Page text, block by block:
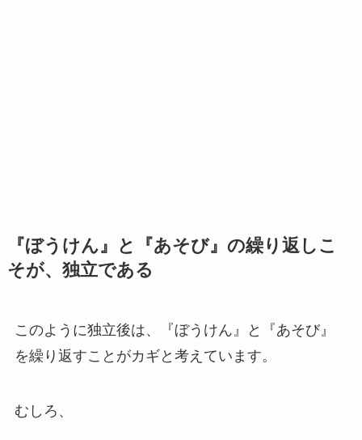
『ぼうけん』と『あそび』の繰り返しこ
そが、独立である
このように独立後は、『ぼうけん』と『あそび』
を繰り返すことがカギと考えています。
むしろ、